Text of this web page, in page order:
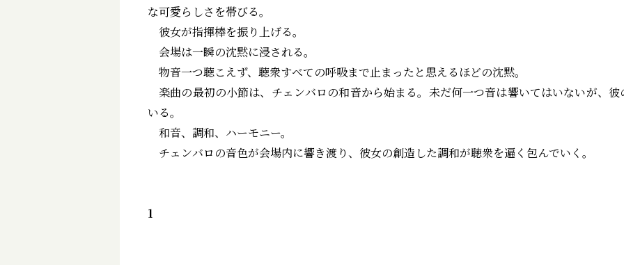
な可愛らしさを帯びる――。
彼女が指揮棒を振り上げる。
会場は一瞬の沈黙に浸される。
物音一つ聴こえず、聴衆すべての呼吸まで止まったと思えるほどの沈黙――。
楽曲の最初の小節は、チェンバロの和音から始まる。未だ何一つ音は響いてはいないが、
いる。
和音、調和、ハーモニー。
チェンバロの音色が会場内に響き渡り、彼女の創造した調和が聴衆を遍く包んでいく。
1